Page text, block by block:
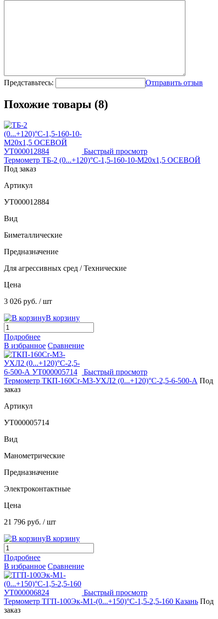
Представьтесь: Отправить отзыв
Похожие товары (8)
Быстрый просмотр
Термометр ТБ-2 (0...+120)°С-1,5-160-10-М20х1,5 ОСЕВОЙ
Под заказ
Артикул
УТ000012884
Вид
Биметаллические
Предназначение
Для агрессивных сред / Технические
Цена
3 026 руб. / шт
В корзину
Подробнее
В избранное Сравнение
Быстрый просмотр
Термометр ТКП-160Сr-М3-УХЛ2 (0...+120)°С-2,5-6-500-А Под
заказ
Артикул
УТ000005714
Вид
Манометрические
Предназначение
Электроконтактные
Цена
21 796 руб. / шт
В корзину
Подробнее
В избранное Сравнение
Быстрый просмотр
Термометр ТГП-100Эк-М1-(0...+150)°С-1,5-2,5-160 Казань Под
заказ